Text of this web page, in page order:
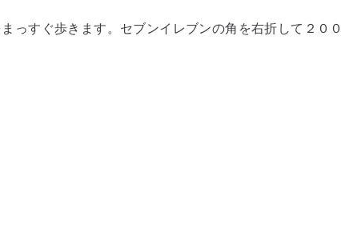
っすぐ歩きます。セブンイレブンの角を右折して２００